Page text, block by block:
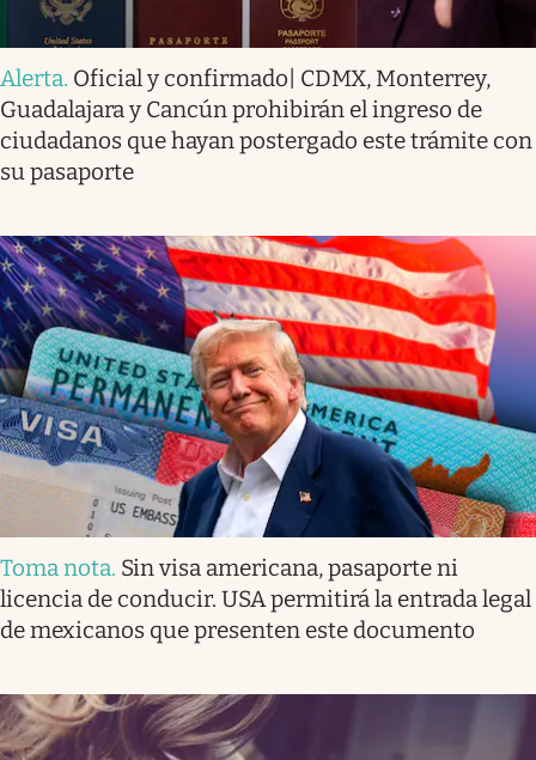
Alerta. Oficial y confirmado| CDMX, Monterrey,
Guadalajara y Cancún prohibirán el ingreso de
ciudadanos que hayan postergado este trámite con
su pasaporte
Toma nota. Sin visa americana, pasaporte ni
licencia de conducir. USA permitirá la entrada legal
de mexicanos que presenten este documento